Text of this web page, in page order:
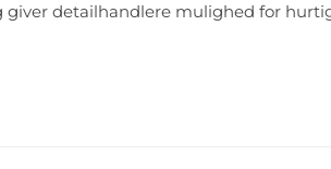
detailhandlere mulighed for